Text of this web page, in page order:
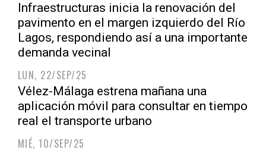
Infraestructuras inicia la renovación del
pavimento en el margen izquierdo del Río
Lagos, respondiendo así a una importante
demanda vecinal
LUN, 22/SEP/25
Vélez-Málaga estrena mañana una
aplicación móvil para consultar en tiempo
real el transporte urbano
MIÉ, 10/SEP/25